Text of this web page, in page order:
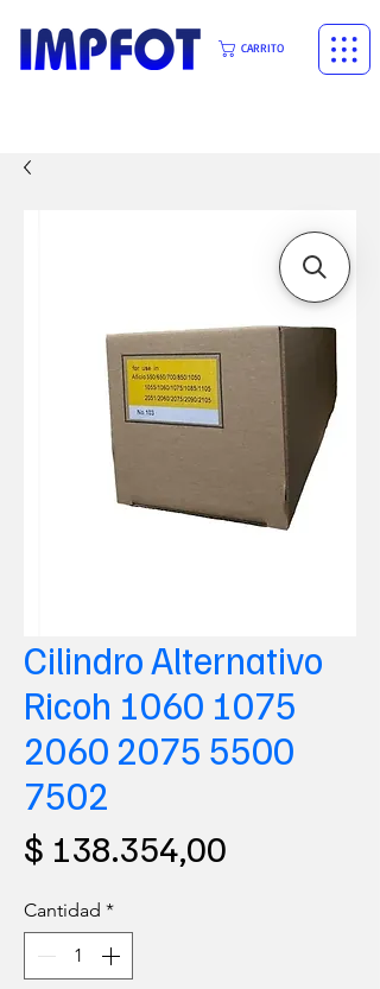
CARRITO
Cilindro Alternativo
Ricoh 1060 1075
2060 2075 5500
7502
$ 138.354,00
Cantidad *